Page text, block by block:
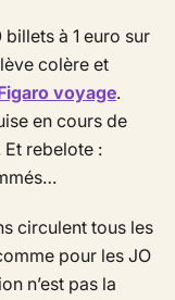
à 1 euro sur
colère et
voyage.
en cours de
rebelote :
circulent tous les
pour les JO
n’est pas la